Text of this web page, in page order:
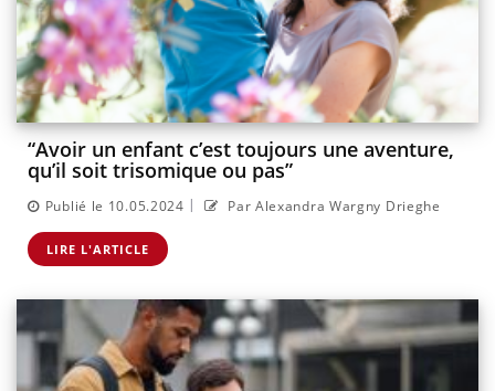
“Avoir un enfant c’est toujours une aventure,
qu’il soit trisomique ou pas”
Publié le 10.05.2024 | Par Alexandra Wargny Drieghe
LIRE L'ARTICLE